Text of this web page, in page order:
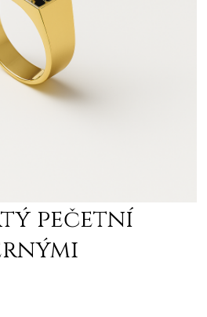
pečetní